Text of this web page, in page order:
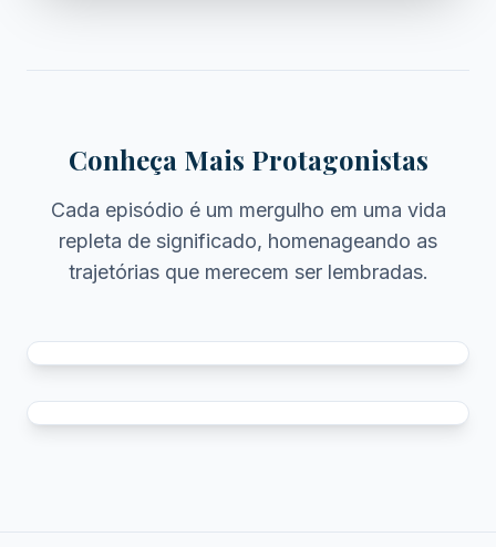
Conheça Mais Protagonistas
Cada episódio é um mergulho em uma vida
repleta de significado, homenageando as
trajetórias que merecem ser lembradas.